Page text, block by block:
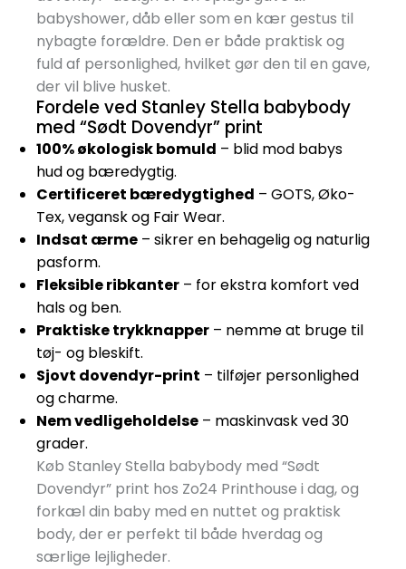
babyshower, dåb eller som en kær gestus til
nybagte forældre. Den er både praktisk og
fuld af personlighed, hvilket gør den til en gave,
der vil blive husket.
Fordele ved Stanley Stella babybody
med “Sødt Dovendyr” print
100% økologisk bomuld – blid mod babys
hud og bæredygtig.
Certificeret bæredygtighed – GOTS, Øko-
Tex, vegansk og Fair Wear.
Indsat ærme – sikrer en behagelig og naturlig
pasform.
Fleksible ribkanter – for ekstra komfort ved
hals og ben.
Praktiske trykknapper – nemme at bruge til
tøj- og bleskift.
Sjovt dovendyr-print – tilføjer personlighed
og charme.
Nem vedligeholdelse – maskinvask ved 30
grader.
Køb Stanley Stella babybody med “Sødt
Dovendyr” print hos Zo24 Printhouse i dag, og
forkæl din baby med en nuttet og praktisk
body, der er perfekt til både hverdag og
særlige lejligheder.